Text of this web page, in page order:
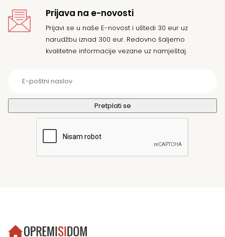
Prijava na e-novosti
Prijavi se u naše E-novost i uštedi 30 eur uz
narudžbu iznad 300 eur. Redovno šaljemo
kvalitetne informacije vezane uz namještaj.